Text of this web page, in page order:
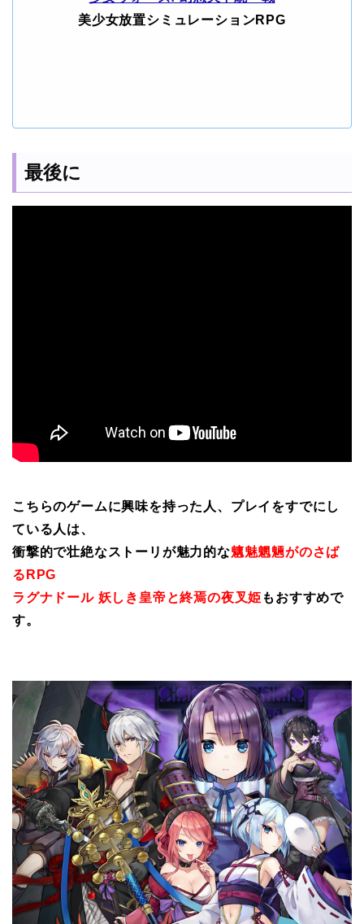
美少女放置シミュレーションRPG
最後に
こちらのゲームに興味を持った人、プレイをすでにし
ている人は、
衝撃的で壮絶なストーリが魅力的な魑魅魍魎がのさば
るRPG
ラグナドール 妖しき皇帝と終焉の夜叉姫 もおすすめで
す。